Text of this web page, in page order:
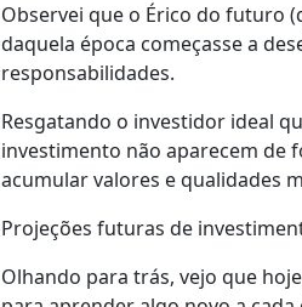
Observei que o Érico do futuro
daquela época começasse a
responsabilidades.
Resgatando o investidor ideal
investimento não aparecem
acumular valores e qualidades
Projeções futuras de
Olhando para trás, vejo que